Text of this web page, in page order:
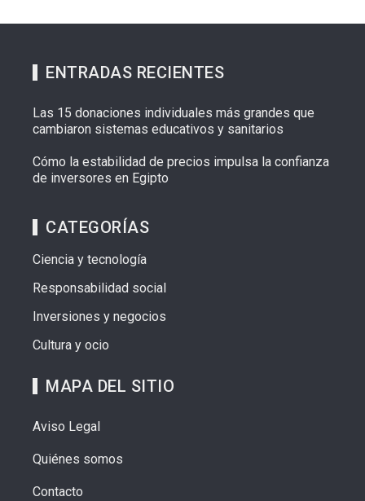
ENTRADAS RECIENTES
Las 15 donaciones individuales más grandes que
cambiaron sistemas educativos y sanitarios
Cómo la estabilidad de precios impulsa la confianza
de inversores en Egipto
CATEGORÍAS
Ciencia y tecnología
Responsabilidad social
Inversiones y negocios
Cultura y ocio
MAPA DEL SITIO
Aviso Legal
Quiénes somos
Contacto